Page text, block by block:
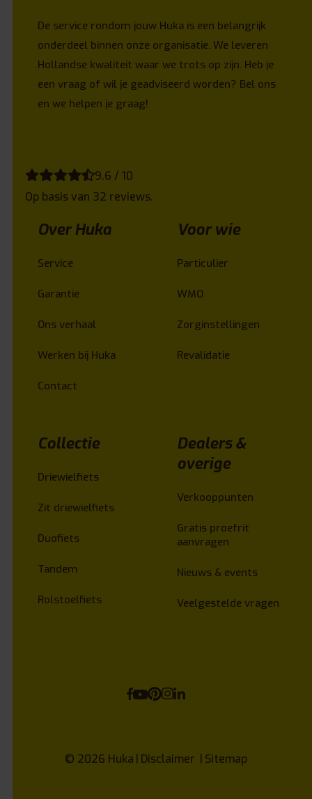
De service rondom jouw Huka is een belangrijk
onderdeel binnen onze organisatie. We leveren
Hollandse kwaliteit waar we trots op zijn. Heb je
een vraag of wil je geadviseerd worden? Bel ons
en we helpen je graag!
9.6 / 10
Op basis van 32 reviews.
Over Huka
Service
Garantie
Ons verhaal
Werken bij Huka
Contact
Voor wie
Particulier
WMO
Zorginstellingen
Revalidatie
Collectie
Driewielfiets
Zit driewielfiets
Duofiets
Tandem
Rolstoelfiets
Dealers &
overige
Verkooppunten
Gratis proefrit
aanvragen
Nieuws & events
Veelgestelde vragen
© 2026 Huka Disclaimer Sitemap